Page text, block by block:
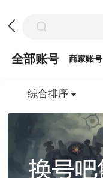
全部账号 商家账号
综合排序